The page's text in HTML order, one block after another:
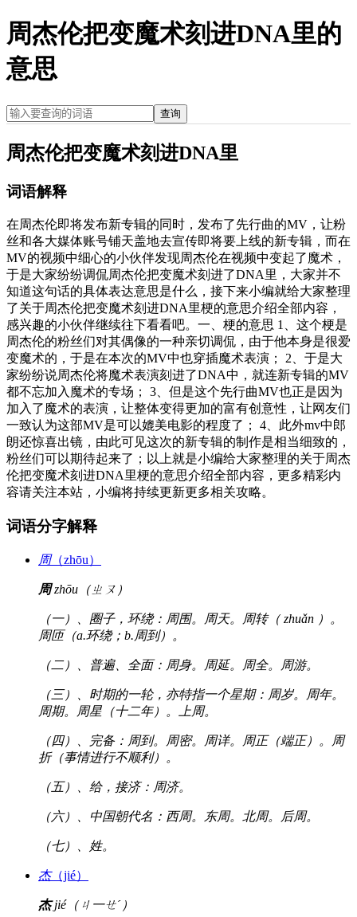
周杰伦把变魔术刻进DNA里的
意思
查询
周杰伦把变魔术刻进DNA里
词语解释
在周杰伦即将发布新专辑的同时，发布了先行曲的MV，让粉
丝和各大媒体账号铺天盖地去宣传即将要上线的新专辑，而在
MV的视频中细心的小伙伴发现周杰伦在视频中变起了魔术，
于是大家纷纷调侃周杰伦把变魔术刻进了DNA里，大家并不
知道这句话的具体表达意思是什么，接下来小编就给大家整理
了关于周杰伦把变魔术刻进DNA里梗的意思介绍全部内容，
感兴趣的小伙伴继续往下看看吧。一、梗的意思 1、这个梗是
周杰伦的粉丝们对其偶像的一种亲切调侃，由于他本身是很爱
变魔术的，于是在本次的MV中也穿插魔术表演； 2、于是大
家纷纷说周杰伦将魔术表演刻进了DNA中，就连新专辑的MV
都不忘加入魔术的专场； 3、但是这个先行曲MV也正是因为
加入了魔术的表演，让整体变得更加的富有创意性，让网友们
一致认为这部MV是可以媲美电影的程度了； 4、此外mv中郎
朗还惊喜出镜，由此可见这次的新专辑的制作是相当细致的，
粉丝们可以期待起来了；以上就是小编给大家整理的关于周杰
伦把变魔术刻进DNA里梗的意思介绍全部内容，更多精彩内
容请关注本站，小编将持续更新更多相关攻略。
词语分字解释
周（zhōu）
周zhōu（ㄓㄡ）
（一）、圈子，环绕：周围。周天。周转（ zhuǎn ）。
周匝（a.环绕；b.周到）。
（二）、普遍、全面：周身。周延。周全。周游。
（三）、时期的一轮，亦特指一个星期：周岁。周年。
周期。周星（十二年）。上周。
（四）、完备：周到。周密。周详。周正（端正）。周
折（事情进行不顺利）。
（五）、给，接济：周济。
（六）、中国朝代名：西周。东周。北周。后周。
（七）、姓。
杰（jié）
杰jié（ㄐ一ㄝˊ）